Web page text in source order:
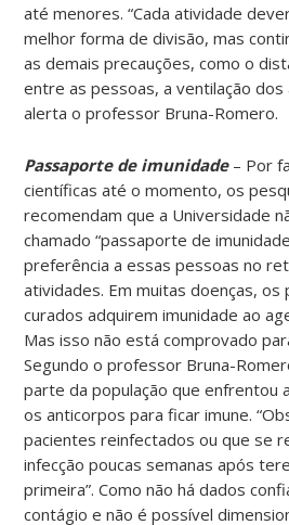
até menores. “Cada atividade
melhor forma de divisão, mas
as demais precauções, como o
entre as pessoas, a ventilação dos
alerta o professor Bruna-Romero.
Passaporte de imunidade – Por
científicas até o momento, os
recomendam que a Universidade
chamado “passaporte de
preferência a essas pessoas no
atividades. Em muitas doenças, os
curados adquirem imunidade ao
Mas isso não está comprovado
Segundo o professor Bruna-
parte da população que enfrentou
os anticorpos para ficar imune.
pacientes reinfectados ou que se
infecção poucas semanas após
primeira”. Como não há dados
contágio e não é possível